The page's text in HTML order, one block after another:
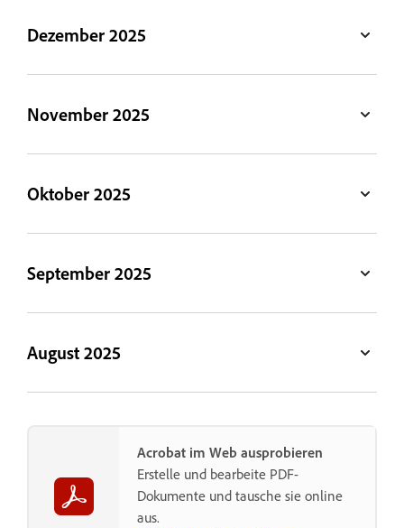
Dezember 2025
November 2025
Oktober 2025
September 2025
August 2025
Acrobat im Web ausprobieren
Erstelle und bearbeite PDF-
Dokumente und tausche sie online
aus.